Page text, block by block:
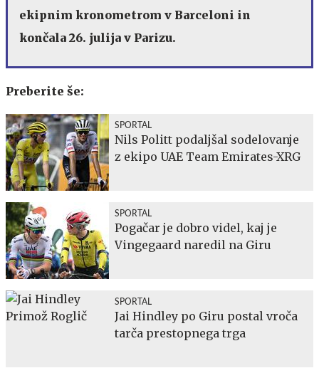
ekipnim kronometrom v Barceloni in
končala 26. julija v Parizu.
Preberite še:
SPORTAL
Nils Politt podaljšal sodelovanje
z ekipo UAE Team Emirates-XRG
SPORTAL
Pogačar je dobro videl, kaj je
Vingegaard naredil na Giru
SPORTAL
Jai Hindley po Giru postal vroča
tarča prestopnega trga